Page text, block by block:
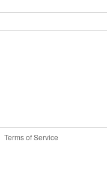
Terms of Service